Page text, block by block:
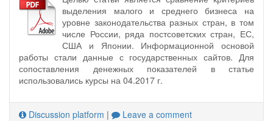
выделения малого и среднего бизнеса на
уровне законодательства разных стран, в том
числе России, ряда постсоветских стран, ЕС,
США и Японии. Информационной основой
работы стали данные с государственных сайтов. Для
сопоставления денежных показателей в статье
использовались курсы на 04.2017 г.
Discussion platform | Leave a comment